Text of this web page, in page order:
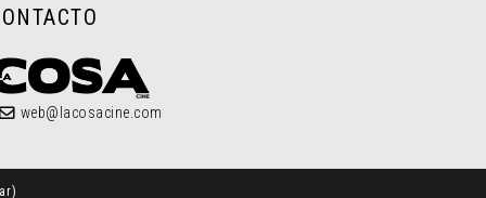
web@lacosacine.com
)